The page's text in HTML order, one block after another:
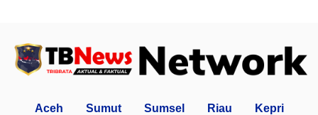
Aceh Sumut Sumsel Riau Kepri